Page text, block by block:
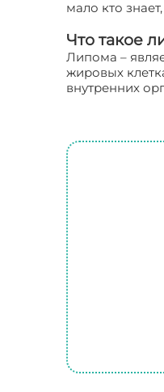
мало кто
Что такое
Липома –
жировых
внутренних